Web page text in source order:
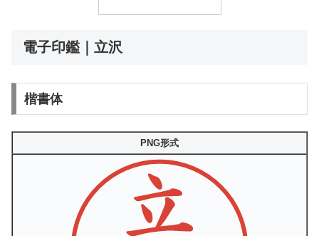
電子印鑑｜立沢
楷書体
PNG形式